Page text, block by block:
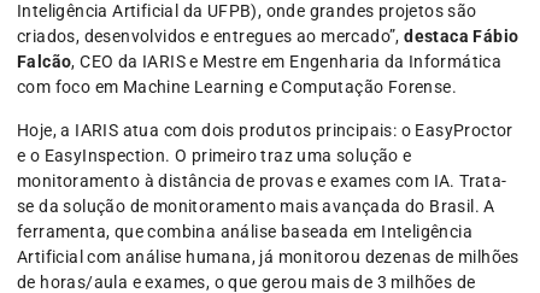
Inteligência Artificial da UFPB), onde grandes projetos são
criados, desenvolvidos e entregues ao mercado”,destaca Fábio
Falcão, CEO da IARIS e Mestre em Engenharia da Informática
com foco em Machine Learning e Computação Forense.
Hoje, a IARIS atua com dois produtos principais: o EasyProctor
e o EasyInspection. O primeiro traz uma solução e
monitoramento à distância de provas e exames com IA. Trata-
se da solução de monitoramento mais avançada do Brasil. A
ferramenta, que combina análise baseada em Inteligência
Artificial com análise humana, já monitorou dezenas de milhões
de horas/aula e exames, o que gerou mais de 3 milhões de